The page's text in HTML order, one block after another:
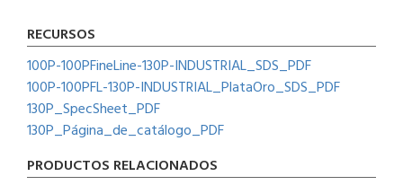
RECURSOS
100P-100PFineLine-130P-INDUSTRIAL_SDS_PDF
100P-100PFL-130P-INDUSTRIAL_PlataOro_SDS_PDF
130P_SpecSheet_PDF
130P_Página_de_catálogo_PDF
PRODUCTOS RELACIONADOS